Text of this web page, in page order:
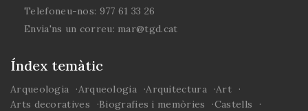
Telefoneu-nos: 977 61 33 26
Envia'ns un correu: mar@tgd.cat
Índex temàtic
Arqueologia Arqueologia Arquitectura
Art
Arts decoratives
Biografies i memòries
Castells